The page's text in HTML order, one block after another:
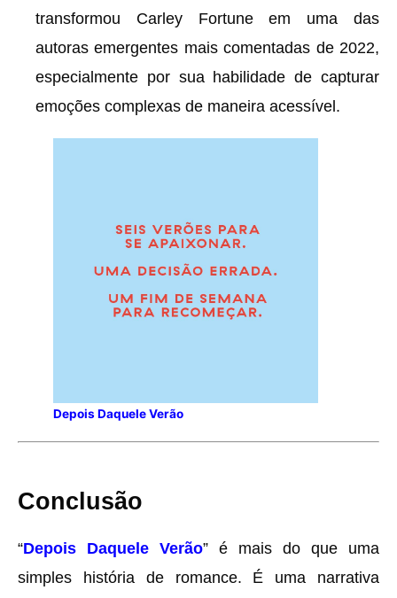
transformou Carley Fortune em uma das
autoras emergentes mais comentadas de 2022,
especialmente por sua habilidade de capturar
emoções complexas de maneira acessível.
Depois Daquele Verão
Conclusão
“Depois Daquele Verão” é mais do que uma
simples história de romance. É uma narrativa